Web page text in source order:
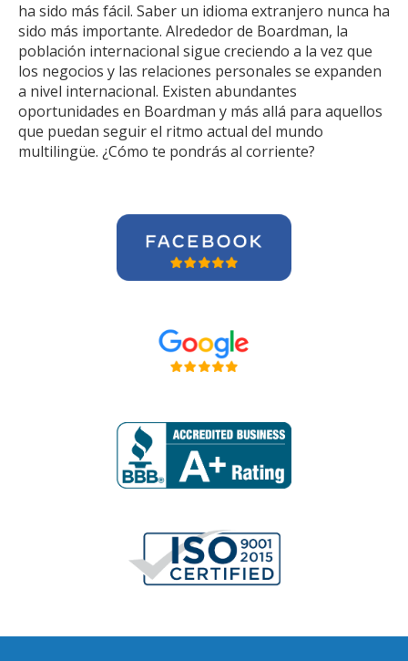
ha sido más fácil. Saber un idioma extranjero nunca ha
sido más importante. Alrededor de Boardman, la
población internacional sigue creciendo a la vez que
los negocios y las relaciones personales se expanden
a nivel internacional. Existen abundantes
oportunidades en Boardman y más allá para aquellos
que puedan seguir el ritmo actual del mundo
multilingüe. ¿Cómo te pondrás al corriente?